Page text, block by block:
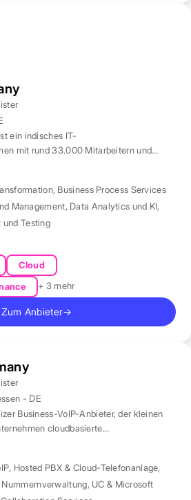
ein indisches IT-
mit rund 33.000 Mitarbeitern und
und KI.
, Business Process Services
Management, Data Analytics und KI,
Testing
Cloud
+ 3 mehr
Zum Anbieter→
- DE
Business-VoIP-Anbieter, der kleinen
cloudbasierte
, Hosted PBX & Cloud-Telefonanlage,
, UC & Microsoft